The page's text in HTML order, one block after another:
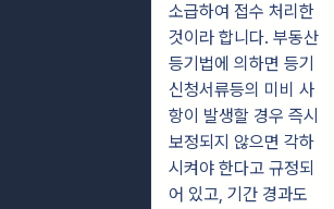
소급하여 접수 처리한
것이라 합니다. 부동산
등기법에 의하면 등기
신청서류등의 미비 사
항이 발생할 경우 즉시
보정되지 않으면 각하
시켜야 한다고 규정되
어 있고, 기간 경과도